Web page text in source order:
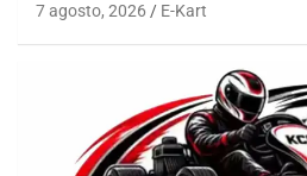
7 agosto, 2026 E-Kart